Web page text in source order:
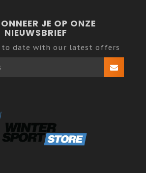
JE OP ONZE
NIEUWSBRIEF
to date with our latest offers